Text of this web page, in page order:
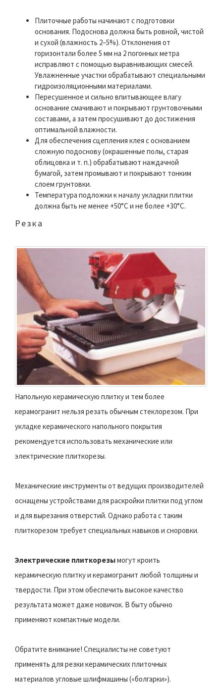
Плиточные работы начинают с подготовки
основания. Подоснова должна быть ровной, чистой
и сухой (влажность 2–5%). Отклонения от
горизонтали более 5 мм на 2 погонных метра
исправляют с помощью выравнивающих смесей.
Увлажненные участки обрабатывают специальными
гидроизоляционными материалами.
Пересушенное и сильно впитывающее влагу
основание смачивают и покрывают грунтовочными
составами, а затем просушивают до достижения
оптимальной влажности.
Для обеспечения сцепления клея с основанием
сложную подоснову (окрашенные полы, старая
облицовка и т. п.) обрабатывают наждачной
бумагой, затем промывают и покрывают тонким
слоем грунтовки.
Температура подложки к началу укладки плитки
должна быть не менее +50°C и не более +30°C.
Резка
Напольную керамическую плитку и тем более
керамогранит нельзя резать обычным стеклорезом. При
укладке керамического напольного покрытия
рекомендуется использовать механические или
электрические плиткорезы.
Механические инструменты от ведущих производителей
оснащены устройствами для раскройки плитки под углом
и для вырезания отверстий. Однако работа с таким
плиткорезом требует специальных навыков и сноровки.
Электрические плиткорезымогут кроить
керамическую плитку и керамогранит любой толщины и
твердости. При этом обеспечить высокое качество
результата может даже новичок. В быту обычно
применяют компактные модели.
Обратите внимание! Специалисты не советуют
применять для резки керамических плиточных
материалов угловые шлифмашины («болгарки»).